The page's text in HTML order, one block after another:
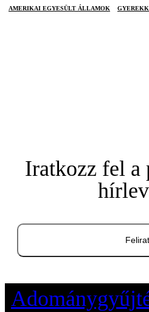
AMERIKAI EGYESÜLT ÁLLAMOK
Iratkozz fel a